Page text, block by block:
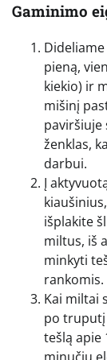
Gaminimo
pieną,
kiekio) ir
mišinį
paviršiuje
ženklas,
darbui.
Į
išplakite
miltus, iš
minkyti
rankomis.
Kai miltai
po truputį
tešlą apie